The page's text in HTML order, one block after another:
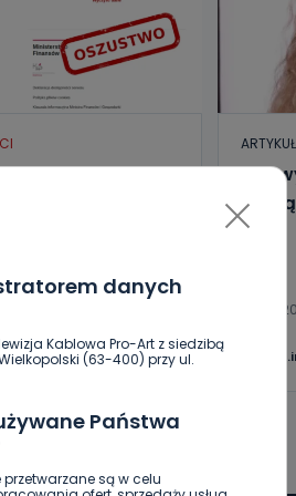
danych
Kablowa Pro-Art z siedzibą
(63-400) przy ul.
Państwa
są w celu
Przychodzą
0
Jak